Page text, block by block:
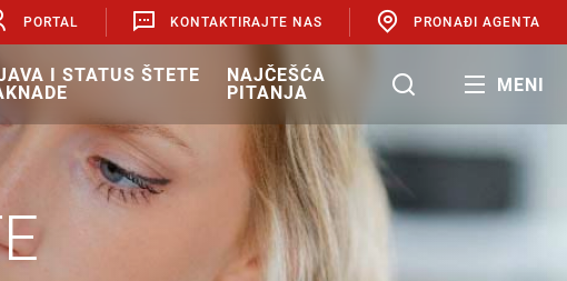
PORTAL KONTAKTIRAJTE NAS PRONAĐI AGENTA
I STATUS ŠTETE
NAJČEŠĆA
PITANJA
MENI